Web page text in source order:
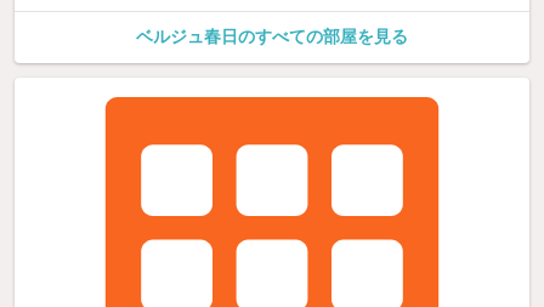
ベルジュ春日のすべての部屋を見る